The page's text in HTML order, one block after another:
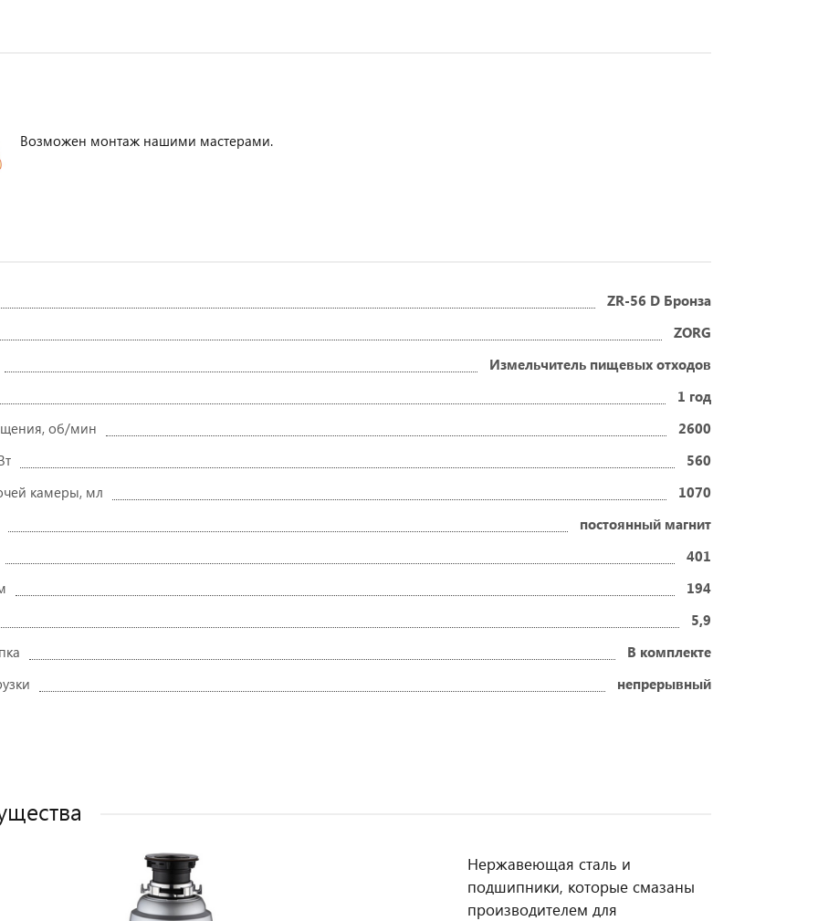
Возможен монтаж нашими мастерами.
ZR-56 D Бронза
ZORG
Измельчитель пищевых отходов
1 год
об/мин
2600
560
камеры, мл
1070
постоянный магнит
401
194
5,9
В комплекте
непрерывный
Нержавеющая сталь и
подшипники, которые смазаны
производителем для